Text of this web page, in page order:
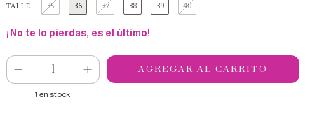
TALLE 35 36 37 38 39 40
¡No te lo pierdas, es el último!
1 en stock